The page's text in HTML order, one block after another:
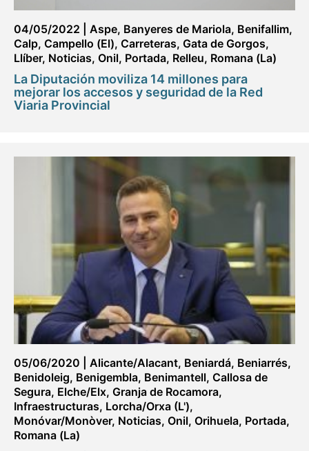
04/05/2022 Aspe, Banyeres de Mariola, Benifallim,
Calp, Campello (El), Carreteras, Gata de Gorgos,
Llíber, Noticias, Onil, Portada, Relleu, Romana (La)
La Diputación moviliza 14 millones para
mejorar los accesos y seguridad de la Red
Viaria Provincial
05/06/2020 Alicante/Alacant, Beniardá, Beniarrés,
Benidoleig, Benigembla, Benimantell, Callosa de
Segura, Elche/Elx, Granja de Rocamora,
Infraestructuras, Lorcha/Orxa (L'),
Monóvar/Monòver, Noticias, Onil, Orihuela, Portada,
Romana (La)